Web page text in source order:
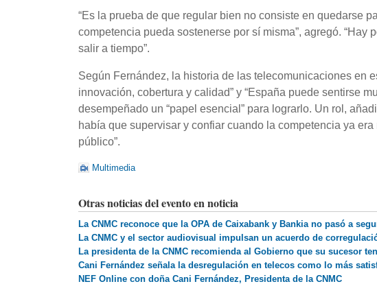
“Es la prueba de que regular bien no consiste en quedarse
competencia pueda sostenerse por sí misma”, agregó.
salir a tiempo”.
Según Fernández, la historia de las telecomunicaciones en
innovación, cobertura y calidad” y “España puede sentirse
desempeñado un “papel esencial” para lograrlo. Un rol,
había que supervisar y confiar cuando la competencia ya
público”.
Multimedia
Otras noticias del evento en noticia
La CNMC reconoce que la OPA de Caixabank y Bankia no pasó a
La CNMC y el sector audiovisual impulsan un acuerdo de
La presidenta de la CNMC recomienda al Gobierno que su sucesor
Cani Fernández señala la desregulación en telecos como lo más
NEF Online con doña Cani Fernández, Presidenta de la CNMC